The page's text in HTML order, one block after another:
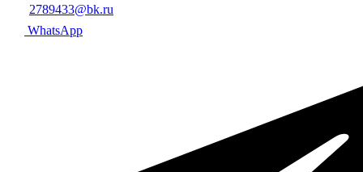
2789433@bk.ru
WhatsApp